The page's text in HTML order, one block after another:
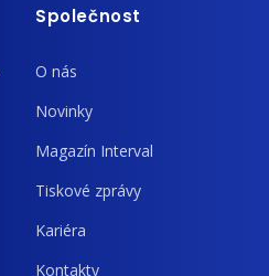
Společnost
O nás
Novinky
Magazín Interval
Tiskové zprávy
Kariéra
Kontakty